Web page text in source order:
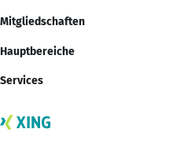
Mitgliedschaften
Hauptbereiche
Services